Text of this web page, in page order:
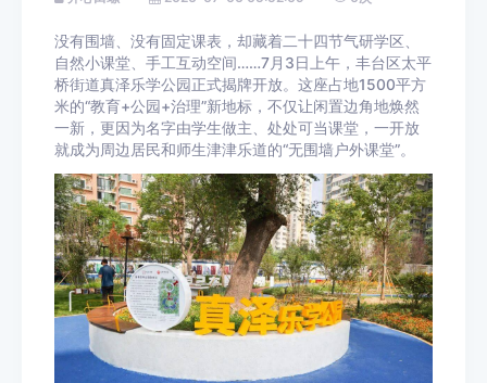
没有围墙、没有固定课表，却藏着二十四节气研学区、
自然小课堂、手工互动空间……7月3日上午，丰台区太平
桥街道真泽乐学公园正式揭牌开放。这座占地1500平方
米的“教育+公园+治理”新地标，不仅让闲置边角地焕然
一新，更因为名字由学生做主、处处可当课堂，一开放
就成为周边居民和师生津津乐道的“无围墙户外课堂”。